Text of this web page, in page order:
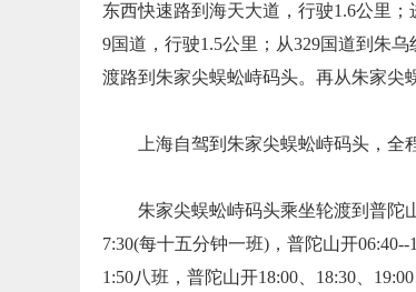
东西快速路到海天大道，行驶1.6公里
9国道，行驶1.5公里；从329国道到朱
渡路到朱家尖蜈蚣峙码头。再从朱家尖
上海自驾到朱家尖蜈蚣峙码头，全
朱家尖蜈蚣峙码头乘坐轮渡到普陀
7:30(每十五分钟一班)，普陀山开06:40--
1:50八班，普陀山开18:00、18:30、